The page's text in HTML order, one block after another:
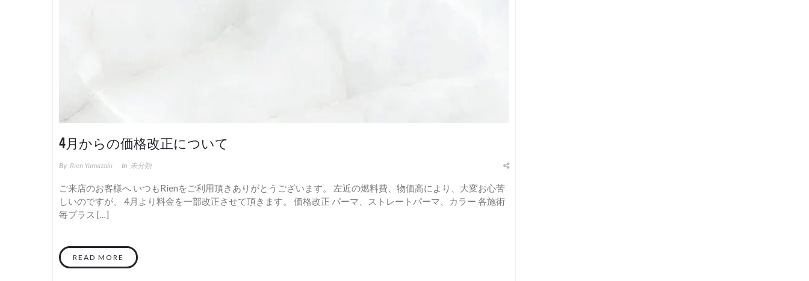
4月からの価格改正について
By Rien Yamazaki In 未分類
ご来店のお客様へ いつもRienをご利用頂きありがとうございます。 左近の燃料費、物価高により、大変お心苦
しいのですが、 4月より料金を一部改正させて頂きます。 価格改正 パーマ、ストレートパーマ、カラー 各施術
毎プラス […]
READ MORE